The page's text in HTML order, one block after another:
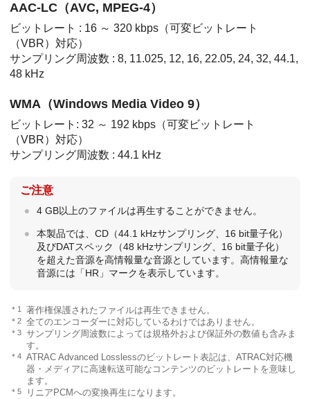
AAC-LC（AVC, MPEG-4）
ビットレート : 16 ～ 320 kbps（可変ビットレート
（VBR）対応）
サンプリング周波数 : 8, 11.025, 12, 16, 22.05, 24, 32, 44.1,
48 kHz
WMA（Windows Media Video 9）
ビットレート: 32 ～ 192 kbps（可変ビットレート
（VBR）対応）
サンプリング周波数 : 44.1 kHz
ご注意
4 GB以上のファイルは再生することができません。
本製品では、CD（44.1 kHzサンプリング、16 bit量子化）
及びDATスペック（48 kHzサンプリング、16 bit量子化）
を超えた音源を高情報量な音源としています。高情報量な
音源には「HR」マークを表示しています。
＊1 著作権保護されたファイルは再生できません。
＊2 全てのエンコーダーに対応しているわけではありません。
＊3 サンプリング周波数によっては規格外および保証外の数値も含みま
す。
＊4 ATRAC Advanced Losslessのビットレート表記は、ATRAC対応機
器・メディアに高速転送可能なコンテンツのビットレートを意味し
ます。
＊5 リニアPCMへの変換再生になります。